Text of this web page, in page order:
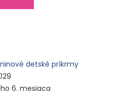
detské príkrmy
6. mesiaca